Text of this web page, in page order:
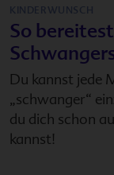
KINDERWUNSCH
So
Du kannst jede
„schwanger“
du dich schon
kannst!